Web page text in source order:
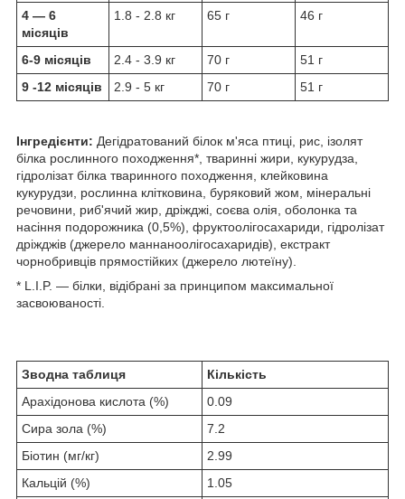
4 — 6
місяців
1.8 - 2.8 кг 65 г 46 г
6-9 місяців 2.4 - 3.9 кг 70 г
51 г
9 -12 місяців
2.9 - 5 кг 70 г 51 г
Інгредієнти: Дегідратований білок м'яса птиці, рис, ізолят
білка рослинного походження*, тваринні жири, кукурудза,
гідролізат білка тваринного походження, клейковина
кукурудзи, рослинна клітковина, буряковий жом, мінеральні
речовини, риб'ячий жир, дріжджі, соєва олія, оболонка та
насіння подорожника (0,5%), фруктоолігосахариди, гідролізат
дріжджів (джерело маннаноолігосахаридів), екстракт
чорнобривців прямостійких (джерело лютеїну).
* L.I.P. — білки, відібрані за принципом максимальної
засвоюваності.
Зводна таблиця
Кількість
Арахідонова кислота (%)
0.09
Сира зола (%)
7.2
Біотин (мг/кг)
2.99
Кальцій (%)
1.05